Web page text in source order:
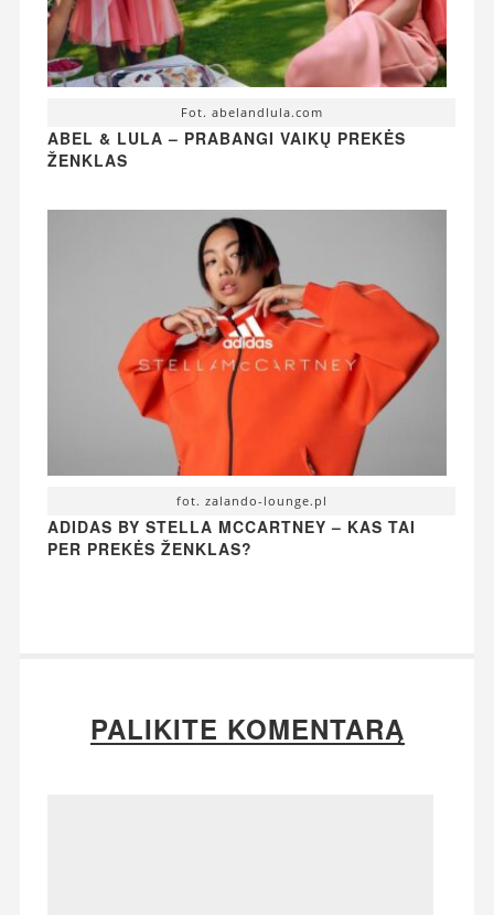
Fot. abelandlula.com
ABEL & LULA – PRABANGI VAIKŲ PREKĖS
ŽENKLAS
fot. zalando-lounge.pl
ADIDAS BY STELLA MCCARTNEY – KAS TAI
PER PREKĖS ŽENKLAS?
PALIKITE KOMENTARĄ